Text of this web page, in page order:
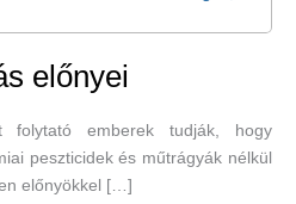
előnyei
folytató emberek tudják, hogy
peszticidek és műtrágyák nélkül
előnyökkel […]